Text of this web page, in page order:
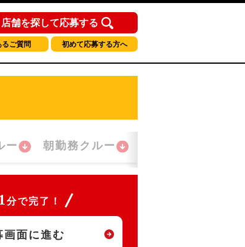
店舗を探して応募する
るご質問 初めて応募する方へ
ー 朝勤務クルー
1 分で完了！
画面に進む